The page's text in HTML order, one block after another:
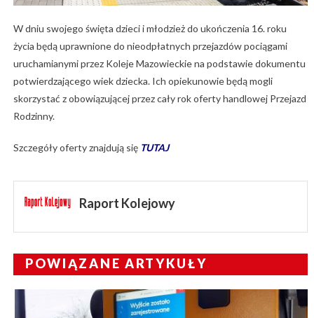
W dniu swojego święta dzieci i młodzież do ukończenia 16. roku
życia będą uprawnione do nieodpłatnych przejazdów pociągami
uruchamianymi przez Koleje Mazowieckie na podstawie dokumentu
potwierdzającego wiek dziecka. Ich opiekunowie będą mogli
skorzystać z obowiązującej przez cały rok oferty handlowej Przejazd
Rodzinny.
Szczegóły oferty znajdują się TUTAJ
Raport Kolejowy
POWIĄZANE ARTYKUŁY